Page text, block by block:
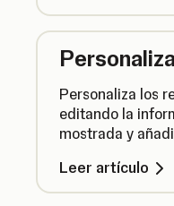
Personaliza los
editando la
mostrada y
prefieras.
Leer artículo